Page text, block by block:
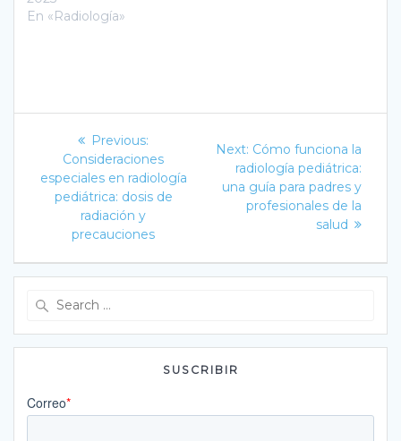
En «Radiología»
Navegación
de
entradas
Previous:
post:
Consideraciones
especiales en radiología
pediátrica: dosis de
radiación y
precauciones
Next: Next
post:
Cómo funciona la
radiología pediátrica:
una guía para padres y
profesionales de la
salud
SUSCRIBIR